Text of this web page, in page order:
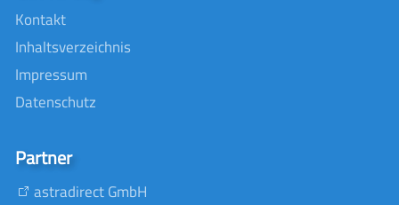
Kontakt
Inhaltsverzeichnis
Impressum
Datenschutz
Partner
astradirect GmbH